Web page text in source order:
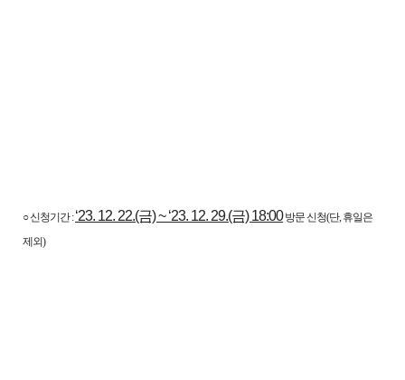
○ 신청기간 :‘23. 12. 22.(금) ~ ‘23. 12. 29.(금) 18:00방문 신청(단, 휴일은
제외)